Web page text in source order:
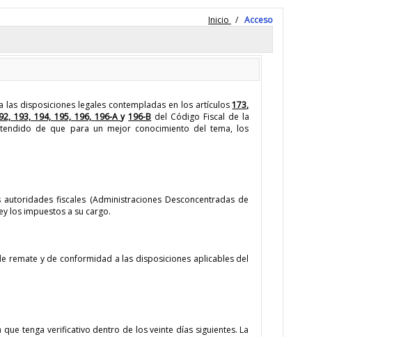
Inicio / Acceso
disposiciones legales contempladas en los artículos173,
193, 194, 195, 196, 196-Ay196-B del Código Fiscal de la
de que para un mejor conocimiento del tema, los
fiscales (Administraciones Desconcentradas de
los impuestos a su cargo.
remate y de conformidad a las disposiciones aplicables del
tenga verificativo dentro de los veinte días siguientes. La